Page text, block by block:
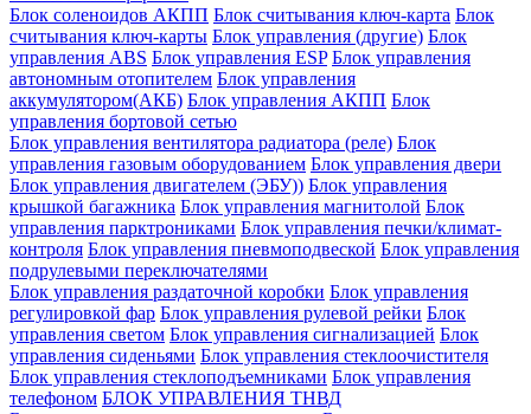
Блок соленоидов АКПП Блок считывания ключ-карта Блок
считывания ключ-карты Блок управления (другие) Блок
управления ABS Блок управления ESP Блок управления
автономным отопителем Блок управления
аккумулятором(АКБ) Блок управления АКПП Блок
управления бортовой сетью
Блок управления вентилятора радиатора (реле) Блок
управления газовым оборудованием Блок управления двери
Блок управления двигателем (ЭБУ)) Блок управления
крышкой багажника Блок управления магнитолой Блок
управления парктрониками Блок управления печки/климат-
контроля Блок управления пневмоподвеской Блок управления
подрулевыми переключателями
Блок управления раздаточной коробки Блок управления
регулировкой фар Блок управления рулевой рейки Блок
управления светом Блок управления сигнализацией Блок
управления сиденьями Блок управления стеклоочистителя
Блок управления стеклоподъемниками Блок управления
телефоном БЛОК УПРАВЛЕНИЯ ТНВД